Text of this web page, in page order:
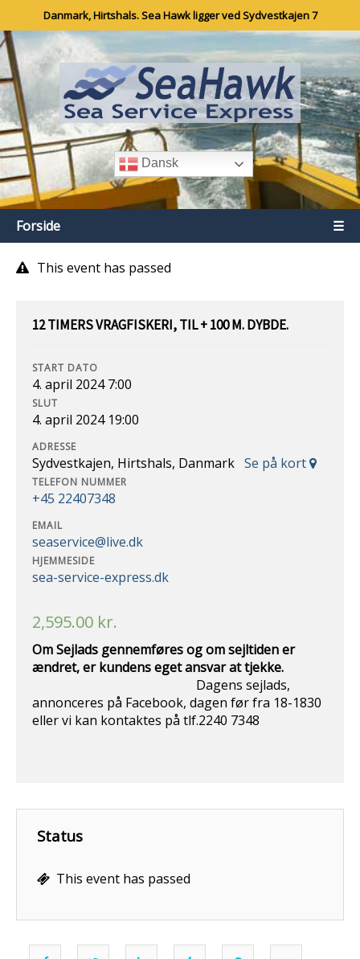
Danmark, Hirtshals. Sea Hawk ligger ved Sydvestkajen 7
Dansk
Forside ☰
This event has passed
12 TIMERS VRAGFISKERI, TIL + 100 M. DYBDE.
START DATO
4. april 2024 7:00
SLUT
4. april 2024 19:00
ADRESSE
Sydvestkajen, Hirtshals, Danmark Se på kort
TELEFON NUMMER
+45 22407348
EMAIL
seaservice@live.dk
HJEMMESIDE
sea-service-express.dk
2,595.00 kr.
Om Sejlads gennemføres og om sejltiden er
ændret, er kundens eget ansvar attjekke.
Dagens sejlads,
annonceres på Facebook, dagen før fra 18-1830
eller vi kan kontaktes på tlf.2240 7348
Status
This event has passed